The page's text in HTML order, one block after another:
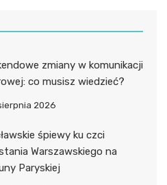
zmiany w komunikacji
co musisz wiedzieć?
2026
śpiewy ku czci
Warszawskiego na
Paryskiej